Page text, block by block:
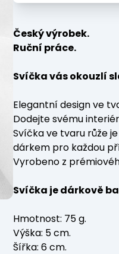
Český výrobek.
Ruční práce.
Svíčka vás okouzlí
Elegantní design ve
Dodejte svému
Svíčka ve tvaru růže
dárkem pro každou
Vyrobeno z
Svíčka je dárkově
Hmotnost: 75 g.
Výška: 5 cm.
Šířka: 6 cm.